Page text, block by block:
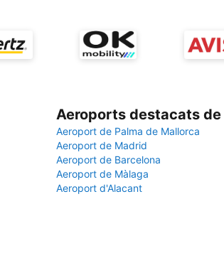
Aeroports destacats
Aeroport de Palma de Mallorca
Aeroport de Madrid
Aeroport de Barcelona
Aeroport de Màlaga
Aeroport d'Alacant